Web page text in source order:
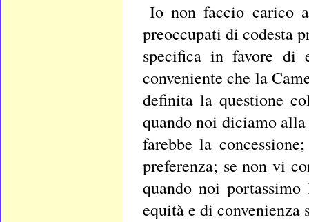
Io non faccio carico
preoccupati di codesta
specifica in favore di
conveniente che la
definita la questione
quando noi diciamo
farebbe la
preferenza; se non vi
quando noi
equità e di convenienza